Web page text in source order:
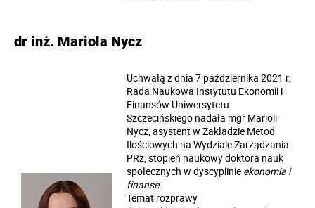
dr inż. Mariola Nycz
Uchwałą z dnia 7 października 2021 r.
Rada Naukowa Instytutu Ekonomii i
Finansów Uniwersytetu
Szczecińskiego nadała mgr Marioli
Nycz, asystent w Zakładzie Metod
Ilościowych na Wydziale Zarządzania
PRz, stopień naukowy doktora nauk
społecznych w dyscyplinie ekonomia i
finanse.
Temat rozprawy